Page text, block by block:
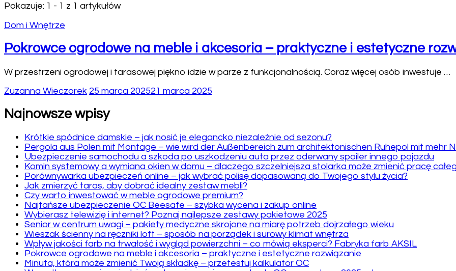
Pokazuje: 1 - 1 z 1 artykułów
Dom i Wnętrze
Pokrowce ogrodowe na meble i akcesoria – praktyczne i estetyczne
W przestrzeni ogrodowej i tarasowej piękno idzie w parze z funkcjonalnością. Coraz więcej osób inwestuje …
Zuzanna Wieczorek 25 marca 202521 marca 2025
Najnowsze wpisy
Krótkie spódnice damskie – jak nosić je elegancko niezależnie od sezonu?
Pergola aus Polen mit Montage – wie wird der Außenbereich zum architektonischen Ruhepol mit mehr
Ubezpieczenie samochodu a szkoda po uszkodzeniu auta przez oderwany spoiler innego pojazdu
Komin systemowy a wymiana okien w domu – dlaczego szczelniejsza stolarka może zmienić pracę
Porównywarka ubezpieczeń online – jak wybrać polisę dopasowaną do Twojego stylu życia?
Jak zmierzyć taras, aby dobrać idealny zestaw mebli?
Czy warto inwestować w meble ogrodowe premium?
Najtańsze ubezpieczenie OC Beesafe – szybka wycena i zakup online
Wybierasz telewizję i internet? Poznaj najlepsze zestawy pakietowe 2025
Senior w centrum uwagi – pakiety medyczne skrojone na miarę potrzeb dojrzałego wieku
Wieszak ścienny na ręczniki loft – sposób na porządek i surowy klimat wnętrza
Wpływ jakości farb na trwałość i wygląd powierzchni – co mówią eksperci? Fabryka farb AKSIL
Pokrowce ogrodowe na meble i akcesoria – praktyczne i estetyczne rozwiązanie
Minuta, która może zmienić Twoją składkę – przetestuj kalkulator OC